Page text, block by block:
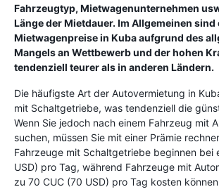
Fahrzeugtyp, Mietwagenunternehmen
Länge der Mietdauer. Im Allgemeinen sind
Mietwagenpreise in Kuba aufgrund des
Mangels an Wettbewerb und der hohen
tendenziell teurer als in anderen Ländern.
Die häufigste Art der Autovermietung in
mit Schaltgetriebe, was tendenziell die
Wenn Sie jedoch nach einem Fahrzeug mit
suchen, müssen Sie mit einer Prämie
Fahrzeuge mit Schaltgetriebe beginnen bei
USD) pro Tag, während Fahrzeuge mit
zu 70 CUC (70 USD) pro Tag kosten